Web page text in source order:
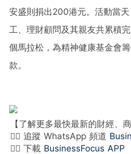
安盛則捐出200港元。活動當
工、理財顧問及其親友共累積
個馬拉松，為精神健康基金會
款。
【了解更多最快最新的財經、
👉🏻 追蹤 WhatsApp 頻道
👉🏻 下載 BusinessFocus APP